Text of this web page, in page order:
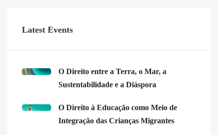
Latest Events
O Direito entre a Terra, o Mar, a
Sustentabilidade e a Diáspora
O Direito à Educação como Meio de
Integração das Crianças Migrantes